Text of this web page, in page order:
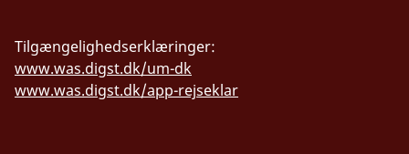
Tilgængelighedserklæringer:
www.was.digst.dk/um-dk
www.was.digst.dk/app-rejseklar